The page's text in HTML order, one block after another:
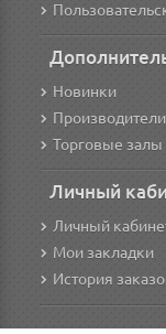
Новинки
Производители
Торговые залы
Личный
Личный
Мои закладки
История